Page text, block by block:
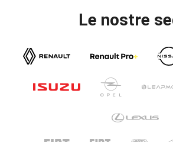
Le nostre